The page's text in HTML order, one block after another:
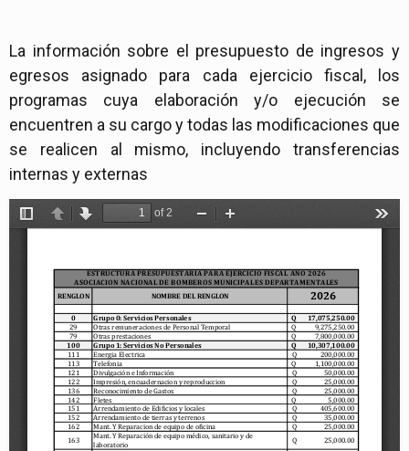
La información sobre el presupuesto de ingresos y
egresos asignado para cada ejercicio fiscal, los
programas cuya elaboración y/o ejecución se
encuentren a su cargo y todas las modificaciones que
se realicen al mismo, incluyendo transferencias
internas y externas